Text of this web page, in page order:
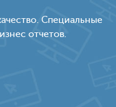
Специальные
отчетов.